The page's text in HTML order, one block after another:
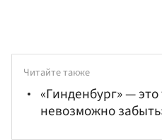
Читайте также
«Гинденбург» — это
невозможно